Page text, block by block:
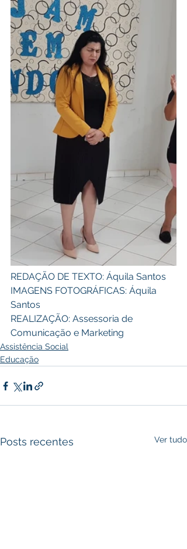
REDAÇÃO DE TEXTO: Áquila Santos
IMAGENS FOTOGRÁFICAS: Áquila
Santos
REALIZAÇÃO: Assessoria de
Comunicação e Marketing
Assistência Social
Educação
Posts recentes Ver tudo